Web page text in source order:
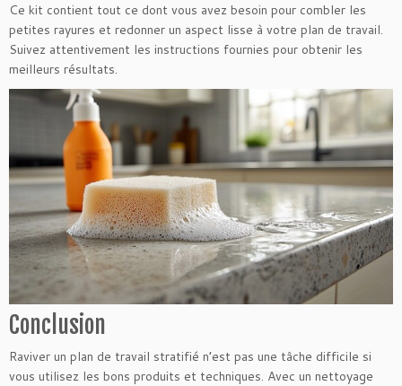
Ce kit contient tout ce dont vous avez besoin pour combler les
petites rayures et redonner un aspect lisse à votre plan de travail.
Suivez attentivement les instructions fournies pour obtenir les
meilleurs résultats.
Conclusion
Raviver un plan de travail stratifié n’est pas une tâche difficile si
vous utilisez les bons produits et techniques. Avec un nettoyage